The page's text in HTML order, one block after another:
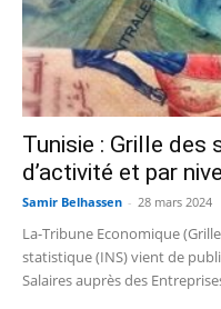
Tunisie : Grille des
d’activité et par
Samir Belhassen - 28 mars 2024
La-Tribune Economique
statistique (INS) vient de
Salaires auprès des